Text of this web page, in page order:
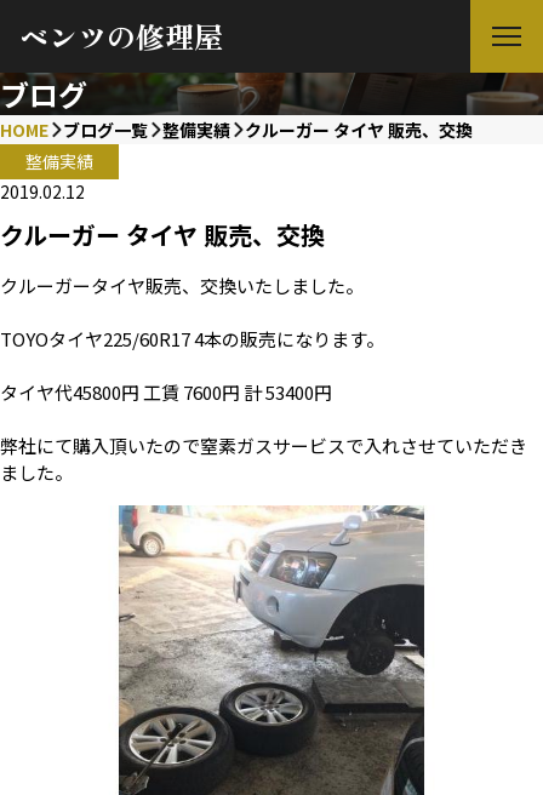
ベンツの修理屋
ブログ
HOME ブログ一覧 整備実績
クルーガー タイヤ 販売、交換
整備実績
2019.02.12
クルーガー タイヤ 販売、交換
クルーガータイヤ販売、交換いたしました。
TOYOタイヤ225/60R17 4本の販売になります。
タイヤ代45800円 工賃 7600円 計 53400円
弊社にて購入頂いたので窒素ガスサービスで入れさせていただき
ました。